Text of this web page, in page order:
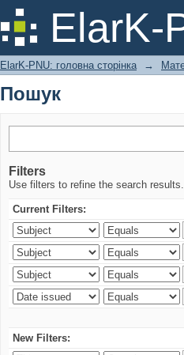
ElarK-
Пошук
ElarK-PNU: головна сторінка →
Пошук
Filters
Use filters to refine the search results.
Current Filters:
New Filters: